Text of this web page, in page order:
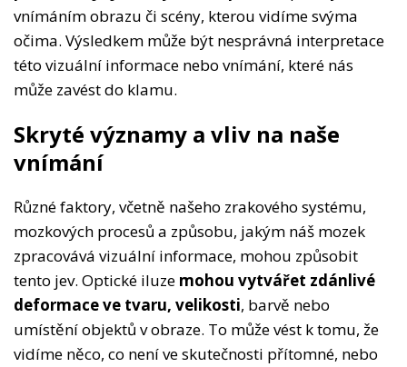
vnímáním obrazu či scény, kterou vidíme svýma
očima. Výsledkem může být nesprávná interpretace
této vizuální informace nebo vnímání, které nás
může zavést do klamu.
Skryté významy a vliv na naše
vnímání
Různé faktory, včetně našeho zrakového systému,
mozkových procesů a způsobu, jakým náš mozek
zpracovává vizuální informace, mohou způsobit
tento jev. Optické iluze mohou vytvářet zdánlivé
deformace ve tvaru, velikosti, barvě nebo
umístění objektů v obraze. To může vést k tomu, že
vidíme něco, co není ve skutečnosti přítomné, nebo